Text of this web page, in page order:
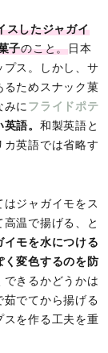
したジャガイ
子のこと。日本
プス。しかし、サ
るためスナック菓
に フライドポテ
語。 和製英語と
英語では省略す
ジャガイモをス
温で揚げる、と
イモを水につける
く変色するのを防
きるかどうかは
でてから揚げる
スを作る工夫を重